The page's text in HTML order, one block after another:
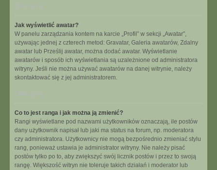
Jak wyświetlić awatar?
W panelu zarządzania kontem na karcie „Profil” w sekcji „Awatar”,
używając jednej z czterech metod: Gravatar, Galeria awatarów, Zdalny
awatar lub Prześlij awatar, można dodać awatar. Wyświetlanie
awatarów i sposób ich wyświetlania są uzależnione od administratora
witryny. Jeśli nie można używać awatarów na danej witrynie, należy
skontaktować się z jej administratorem.
Co to jest ranga i jak można ją zmienić?
Rangi wyświetlane pod nazwami użytkowników oznaczają, ile postów
dany użytkownik napisał lub jaki ma status na forum, np. moderatora
czy administratora. Użytkownicy nie mogą bezpośrednio zmieniać stylu
rang, ponieważ ustawia je administrator witryny. Nie należy pisać
postów tylko po to, aby zwiększyć swój licznik postów i przez to swoją
rangę. Większość witryn nie toleruje takich działań i moderator lub